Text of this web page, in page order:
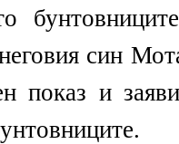
син
показ и